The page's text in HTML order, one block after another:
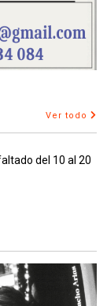
Ver todo
del 10 al 20